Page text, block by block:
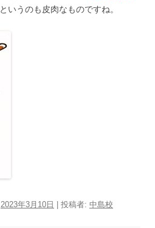
というのも皮肉なものですね。
2023年3月10日 投稿者: 中島校